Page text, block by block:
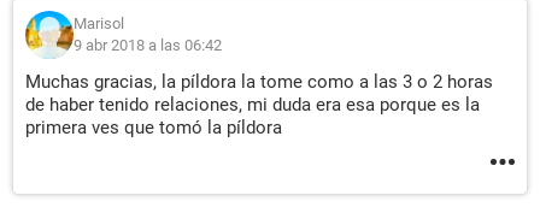
Marisol
9 abr 2018 a las 06:42
Muchas gracias, la píldora la tome como a las 3 o 2 horas
de haber tenido relaciones, mi duda era esa porque es la
primera ves que tomó la píldora